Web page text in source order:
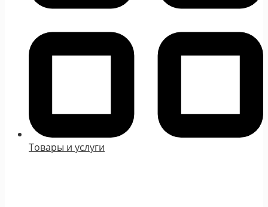
Товары и услуги